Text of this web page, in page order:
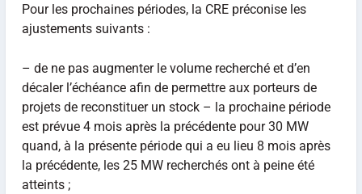
Pour les prochaines périodes, la CRE préconise les
ajustements suivants :
– de ne pas augmenter le volume recherché et d’en
décaler l’échéance afin de permettre aux porteurs de
projets de reconstituer un stock – la prochaine période
est prévue 4 mois après la précédente pour 30 MW
quand, à la présente période qui a eu lieu 8 mois après
la précédente, les 25 MW recherchés ont à peine été
atteints ;